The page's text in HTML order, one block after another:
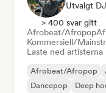
Utvalgt DJ
> 400 svar gitt
Afrobeat/Afropop
Kommersiell/
Laste ned
Afrobeat/Afropop
Dancepop
Deep